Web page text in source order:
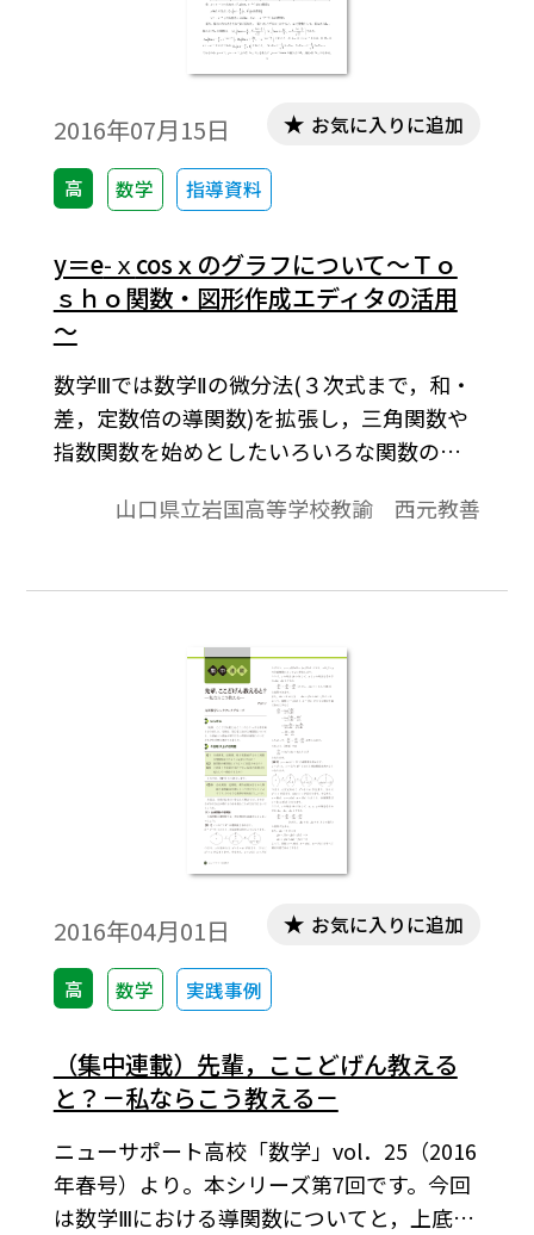
い。※文中の数式は，「Tosho数式エディ
タ」で作成されています。ワード文書で数式
を正しく表示するためには，「Tosho数式エ
ディタ」が導入されていることが必要です。
会員向け無償ダウンロードはこちら
→https://ten.tokyo-
shoseki.co.jp/login/newenter.php?
wurl=/detail/40776/
2016年07月15日
高 数学 指導資料
お気に入りに追加
y＝e-ｘ cosｘのグラフについて～Ｔｏ
ｓｈｏ関数・図形作成エディタの活用
～
数学Ⅲでは数学Ⅱの微分法(３次式まで，和・
差，定数倍の導関数)を拡張し，三角関数や
指数関数を始めとしたいろいろな関数の導
う。それを使って，４段の増減＋凹凸表を作
るようになるが，関数が多様になったため，
の場合には｢概形｣しか描けない。また，デ
フォルメといったら言い過ぎかもしれない
が，縦横の比率を変えないとグラフの特徴
が明示できないこともある。 本稿では，
そのようなことを踏まえて，y ＝e-ｘcosxを
例にとって考察したい。※文中の数式は，
「Tosho数式エディタ」で作成されていま
す。ワード文書で数式を正しく表示するため
には，「Tosho数式エディタ」が導入されて
いることが必要です。無償ダウンロードはこ
ちら→無償ダウンロードのご案内
山口県立岩国高等学校教諭 西元教善
2016年04月01日
高 数学 実践事例
お気に入りに追加
（集中連載）先輩，ここどげん教える
と？－私ならこう教える－
ニューサポート高校「数学」vol．25（2016
年春号）より。本シリーズ第7回です。今回
は数学Ⅲにおける導関数についてと，上底面